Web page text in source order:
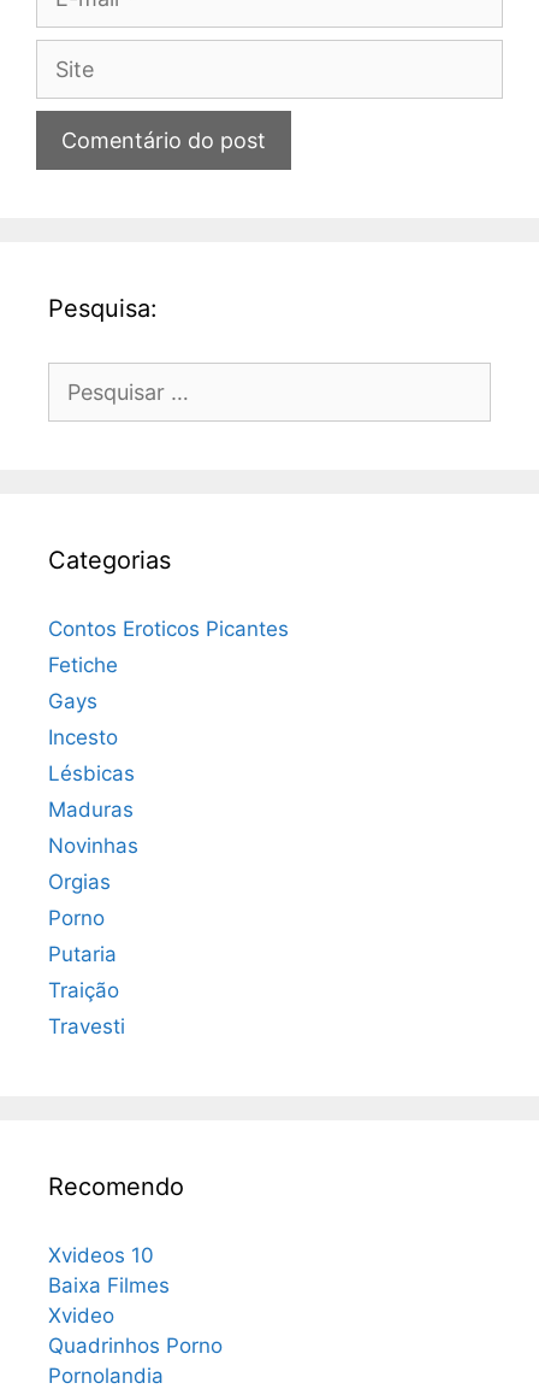
Site
Pesquisa:
por:
Categorias
Contos Eroticos Picantes
Fetiche
Gays
Incesto
Lésbicas
Maduras
Novinhas
Orgias
Porno
Putaria
Traição
Travesti
Recomendo
Xvideos 10
Baixa Filmes
Xvideo
Quadrinhos Porno
Pornolandia